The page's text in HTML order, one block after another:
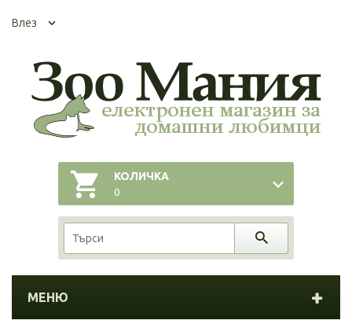
Влез
КОЛИЧКА
0
МЕНЮ